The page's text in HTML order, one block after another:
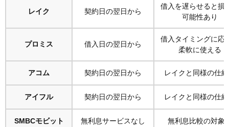
レイク 契約日の翌日から
借入を遅らせると損
可能性あり
プロミス 借入日の翌日から
借入タイミングに応
柔軟に使える
アコム 契約日の翌日から レイクと同様の仕
アイフル 契約日の翌日から レイクと同様の仕
SMBCモビット 無利息サービスなし 無利息比較の対象